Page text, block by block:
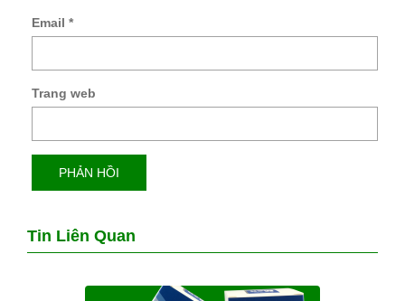
Email *
Trang web
Tin Liên Quan